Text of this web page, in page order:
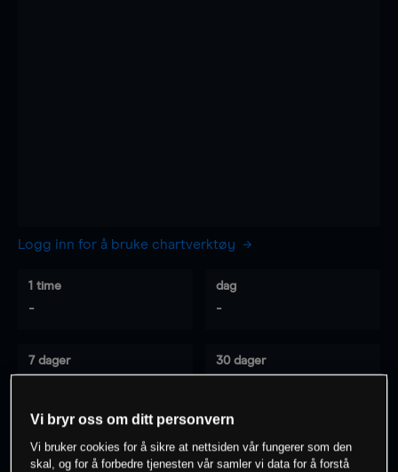
Logg inn for å bruke chartverktøy
1 time
-
dag
-
7 dager 30 dager
0% av kunder erpå dette instrumentet
Vi bryr oss om ditt personvern
Vi bruker cookies for å sikre at nettsiden vår fungerer som den
skal, og for å forbedre tjenesten vår samler vi data for å forstå